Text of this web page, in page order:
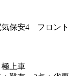
保安4 フロント
上車